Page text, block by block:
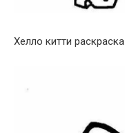
Хелло китти раскраска